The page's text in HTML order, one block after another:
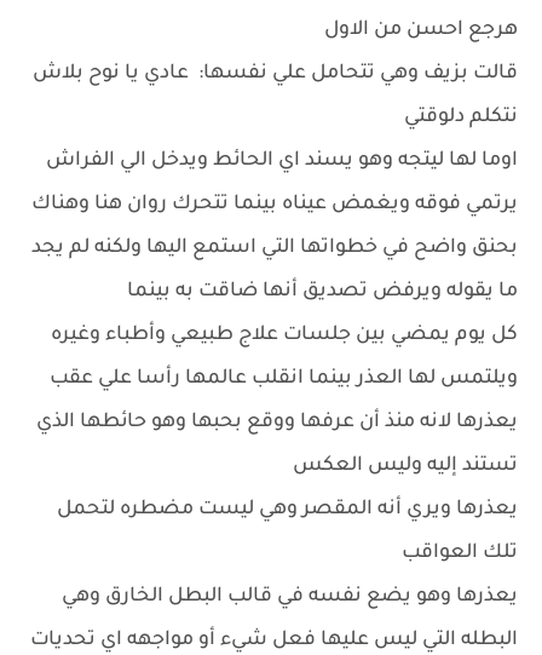
هرجع احسن من الاول
قالت بزيف وهي تتحامل علي نفسها: عادي يا نوح بلاش
نتكلم دلوقتي
اوما لها ليتجه وهو يسند اي الحائط ويدخل الي الفراش
يرتمي فوقه ويغمض عيناه بينما تتحرك روان هنا وهناك
بحنق واضح في خطواتها التي استمع اليها ولكنه لم يجد
ما يقوله ويرفض تصديق أنها ضاقت به بينما
كل يوم يمضي بين جلسات علاج طبيعي وأطباء وغيره
ويلتمس لها العذر بينما انقلب عالمها رأسا علي عقب
يعذرها لانه منذ أن عرفها ووقع بحبها وهو حائطها الذي
تستند إليه وليس العكس
يعذرها ويري أنه المقصر وهي ليست مضطره لتحمل
تلك العواقب
يعذرها وهو يضع نفسه في قالب البطل الخارق وهي
البطله التي ليس عليها فعل شيء أو مواجهه اي تحديات